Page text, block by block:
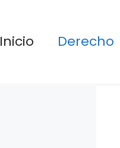
Inicio Derecho